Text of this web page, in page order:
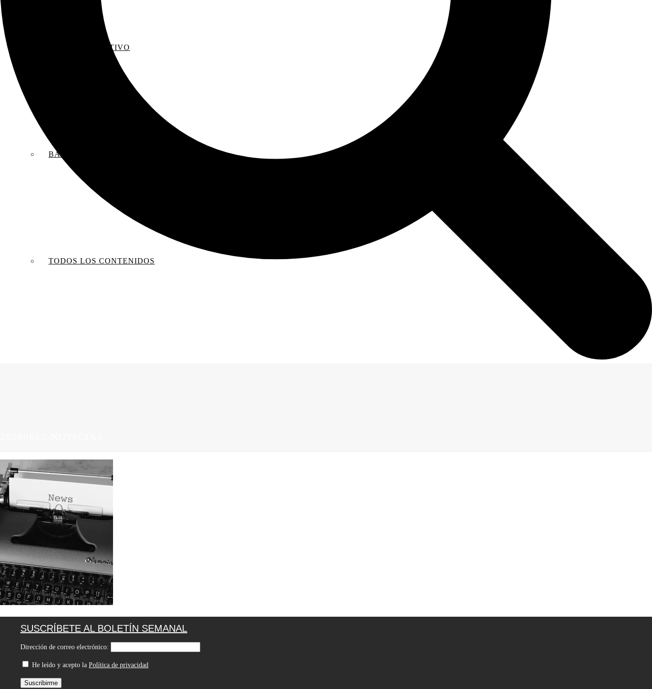
EL SACO CREATIVO
BANDAS SONORAS ORIGINALES
TODOS LOS CONTENIDOS
SUSCRÍBETE AL BOLETÍN SEMANAL
Dirección de correo electrónico:
He leído y acepto la Política de privacidad